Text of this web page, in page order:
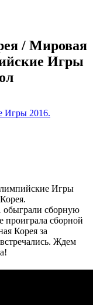
/ Мировая
Игры
Игры 2016.
Игры
обыграли сборную
проиграла сборной
Корея за
Ждем